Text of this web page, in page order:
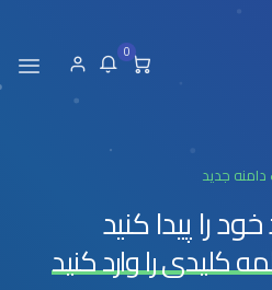
0
دامنه جدید
را پیدا کنید
کلیدی را وارد کنید